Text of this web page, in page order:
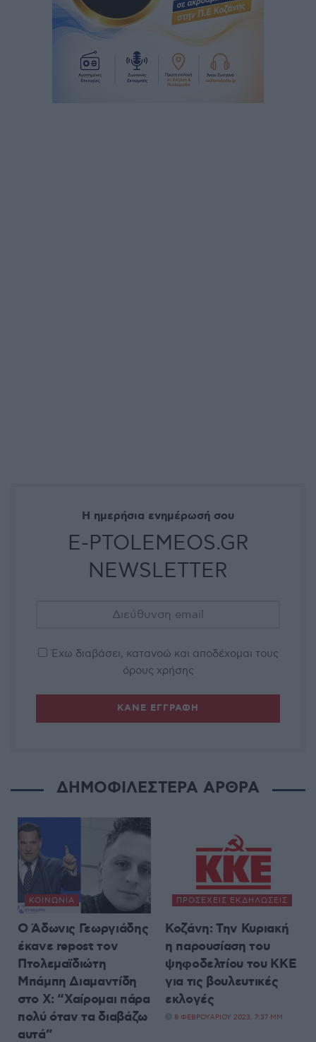
Η ημερήσια ενημέρωσή σου
E-PTOLEMEOS.GR
NEWSLETTER
Έχω διαβάσει, κατανοώ και αποδέχομαι τους
όρους χρήσης
ΔΗΜΟΦΙΛΕΣΤΕΡΑ ΑΡΘΡΑ
ΚΟΙΝΩΝΊΑ
Ο Άδωνις Γεωργιάδης
έκανε repost τον
Πτολεμαϊδιώτη
Μπάμπη Διαμαντίδη
στο X: “Χαίρομαι πάρα
πολύ όταν τα διαβάζω
αυτά”
ΠΡΟΣΕΧΕΊΣ ΕΚΔΗΛΏΣΕΙΣ
Κοζάνη: Την Κυριακή
η παρουσίαση του
ψηφοδελτίου του ΚΚΕ
για τις βουλευτικές
εκλογές
8 ΦΕΒΡΟΥΑΡΊΟΥ 2023, 7:37 ΜΜ